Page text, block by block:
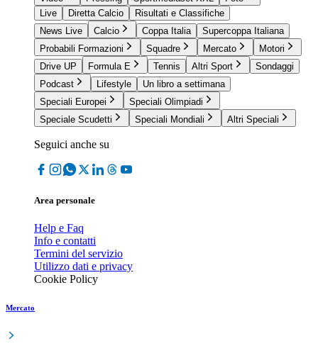
Live
Diretta Calcio
Risultati e Classifiche
News Live
Calcio Coppa Italia
Supercoppa Italiana
Probabili Formazioni
Squadre Mercato
Motori
Drive UP
Formula E Tennis Altri Sport
Sondaggi
Podcast
Lifestyle
Un libro a settimana
Speciali Europei
Speciali Olimpiadi
Speciale Scudetti
Speciali Mondiali Altri Speciali
Seguici anche su
Area personale
Help e Faq
Info e contatti
Termini del servizio
Utilizzo dati e privacy
Cookie Policy
Mercato